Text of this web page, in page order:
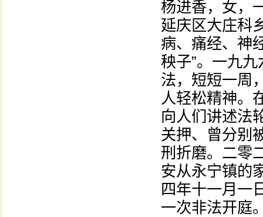
杨进香，女，
延庆区大庄科
病、痛经、神
秧子”。一九
法，短短一周
人轻松精神。
向人们讲述法
关押、曾分别
刑折磨。二零
安从永宁镇的
四年十一月一
一次非法开庭